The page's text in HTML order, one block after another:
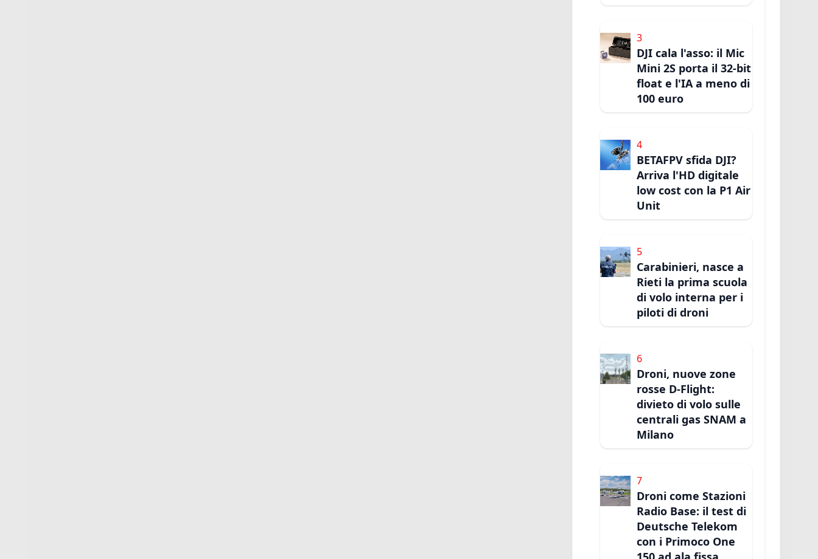
3
DJI cala l'asso: il Mic
Mini 2S porta il 32-bit
float e l'IA a meno di
100 euro
4
BETAFPV sfida DJI?
Arriva l'HD digitale
low cost con la P1 Air
Unit
5
Carabinieri, nasce a
Rieti la prima scuola
di volo interna per i
piloti di droni
6
Droni, nuove zone
rosse D-Flight:
divieto di volo sulle
centrali gas SNAM a
Milano
7
Droni come Stazioni
Radio Base: il test di
Deutsche Telekom
con i Primoco One